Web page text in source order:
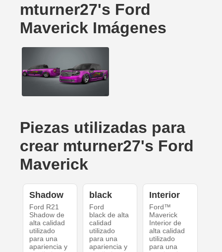
mturner27's Ford
Maverick Imágenes
Piezas utilizadas para
crear mturner27's Ford
Maverick
Shadow
Ford R21
Shadow de
alta calidad
utilizado
para una
apariencia y
black
Ford
black de alta
calidad
utilizado
para una
apariencia y
Interior
Ford™
Maverick
Interior de
alta calidad
utilizado
para una